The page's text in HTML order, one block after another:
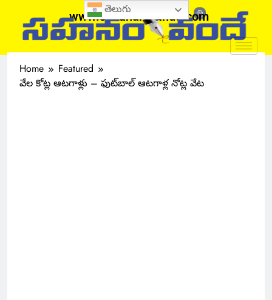
www.sahanamvande.com
Home
Featured
వేల కోట్ల ఆటగాళ్లు – ఫుట్‌బాల్ ఆటగాళ్ల నోట్ల వేట
తెలుగు